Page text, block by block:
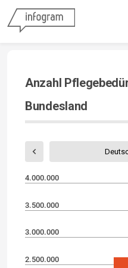
Anzahl
Bundesland
4.000.000
3.500.000
3.000.000
2.500.000